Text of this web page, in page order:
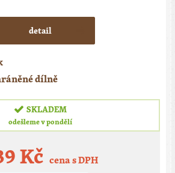
detail
dílně
SKLADEM
odešleme v pondělí
Kč cena s DPH